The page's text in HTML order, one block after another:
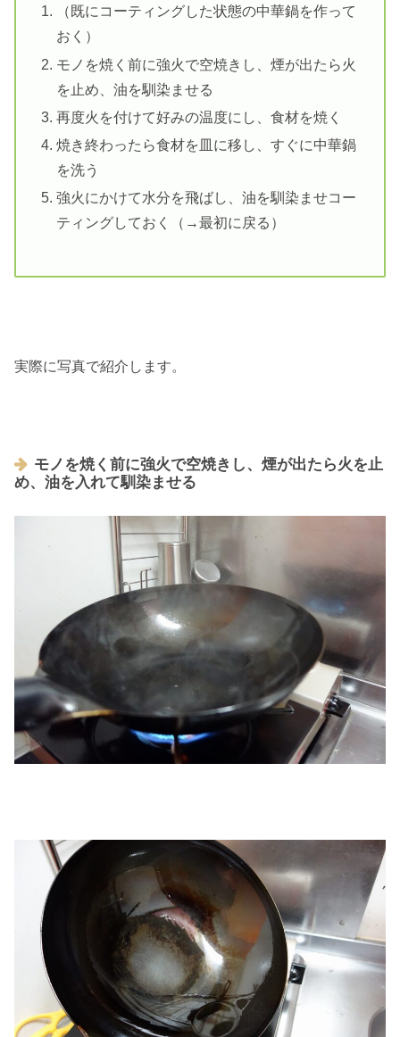
（既にコーティングした状態の中華鍋を作って
おく）
モノを焼く前に強火で空焼きし、煙が出たら火
を止め、油を馴染ませる
再度火を付けて好みの温度にし、食材を焼く
焼き終わったら食材を皿に移し、すぐに中華鍋
を洗う
強火にかけて水分を飛ばし、油を馴染ませコー
ティングしておく（→最初に戻る）
実際に写真で紹介します。
モノを焼く前に強火で空焼きし、煙が出たら火を止
め、油を入れて馴染ませる